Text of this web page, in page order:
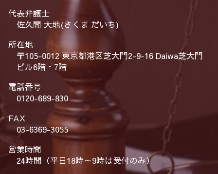
代表弁護士
佐久間 大地(さくま だいち)
所在地
〒105-0012 東京都港区芝大門2-9-16 Daiwa芝大門
ビル6階・7階
電話番号
0120-689-830
FAX
03-6369-3055
営業時間
24時間（平日18時～9時は受付のみ）